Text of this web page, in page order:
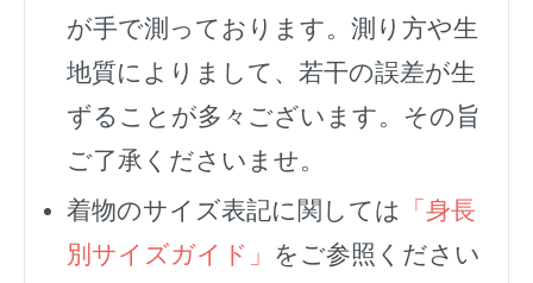
が手で測っております。測り方や生
地質によりまして、若干の誤差が生
ずることが多々ございます。その旨
ご了承くださいませ。
着物のサイズ表記に関しては
「身長
別サイズガイド」 をご参照ください